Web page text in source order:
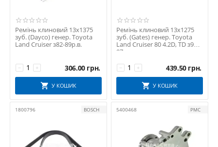
Ремінь клиновий 13х1375
зуб. (Dayco) генер. Toyota
Land Cruiser з82-89р.в.
+
− 306.00 грн.
У КОШИК
Ремінь клиновий 13х1275
зуб. (Gates) генер. Toyota
Land Cruiser 80 4.2D, TD з90-
97р.в.
+
− 439.50 грн.
У КОШИК
1800796 BOSCH 5400468 PMC